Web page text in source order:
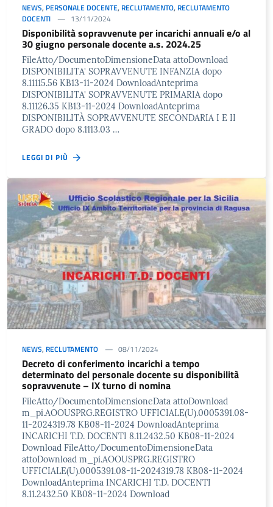
NEWS, PERSONALE DOCENTE, RECLUTAMENTO, RECLUTAMENTO
DOCENTI
13/11/2024
Disponibilità sopravvenute per incarichi annuali e/o al
30 giugno personale docente a.s. 2024.25
FileAtto/DocumentoDimensioneData attoDownload
DISPONIBILITA' SOPRAVVENUTE INFANZIA dopo
8.11115.56 KB13-11-2024 DownloadAnteprima
DISPONIBILITA' SOPRAVVENUTE PRIMARIA dopo
8.11126.35 KB13-11-2024 DownloadAnteprima
DISPONIBILITÀ SOPRAVVENUTE SECONDARIA I E II
GRADO dopo 8.1113.03 …
LEGGI DI PIÙ
NEWS, RECLUTAMENTO 08/11/2024
Decreto di conferimento incarichi a tempo
determinato del personale docente su disponibilità
sopravvenute – IX turno di nomina
FileAtto/DocumentoDimensioneData attoDownload
m_pi.AOOUSPRG.REGISTRO UFFICIALE(U).0005391.08-
11-2024319.78 KB08-11-2024 DownloadAnteprima
INCARICHI T.D. DOCENTI 8.11.2432.50 KB08-11-2024
Download FileAtto/DocumentoDimensioneData
attoDownload m_pi.AOOUSPRG.REGISTRO
UFFICIALE(U).0005391.08-11-2024319.78 KB08-11-2024
DownloadAnteprima INCARICHI T.D. DOCENTI
8.11.2432.50 KB08-11-2024 Download